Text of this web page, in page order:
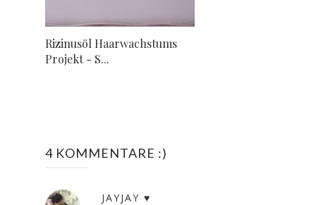
Rizinusöl Haarwachstums
Projekt - S...
4 KOMMENTARE :)
JAYJAY ♥